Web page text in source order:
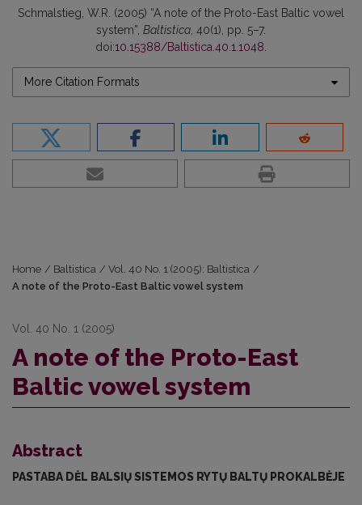
Schmalstieg, W.R. (2005) “A note of the Proto-East Baltic vowel
system”, Baltistica, 40(1), pp. 5–7.
doi:10.15388/Baltistica.40.1.1048.
More Citation Formats
Home / Baltistica / Vol. 40 No. 1 (2005): Baltistica /
A note of the Proto-East Baltic vowel system
Vol. 40 No. 1 (2005)
A note of the Proto-East
Baltic vowel system
Abstract
PASTABA DĖL BALSIŲ SISTEMOS RYTŲ BALTŲ PROKALBĖJE